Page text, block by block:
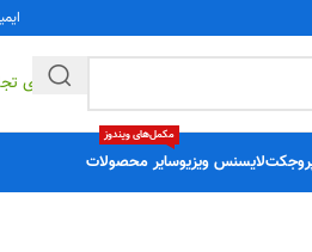
لایسنس ویزیوسایر محصولات
مکمل‌های ویندوز